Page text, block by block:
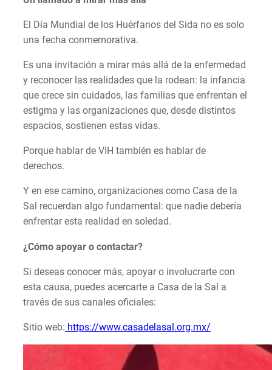
El Día Mundial de los Huérfanos del Sida no es solo
una fecha conmemorativa.
Es una invitación a mirar más allá de la enfermedad
y reconocer las realidades que la rodean: la infancia
que crece sin cuidados, las familias que enfrentan el
estigma y las organizaciones que, desde distintos
espacios, sostienen estas vidas.
Porque hablar de VIH también es hablar de
derechos.
Y en ese camino, organizaciones como Casa de la
Sal recuerdan algo fundamental: que nadie debería
enfrentar esta realidad en soledad.
¿Cómo apoyar o contactar?
Si deseas conocer más, apoyar o involucrarte con
esta causa, puedes acercarte a Casa de la Sal a
través de sus canales oficiales:
Sitio web: https://www.casadelasal.org.mx/